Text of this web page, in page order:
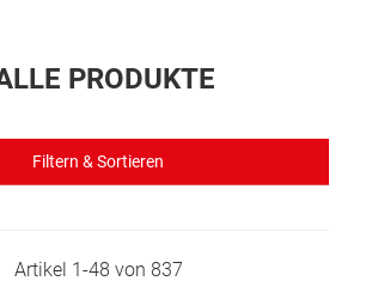
PRODUKTE
Filtern & Sortieren
Artikel 1-48 von 837